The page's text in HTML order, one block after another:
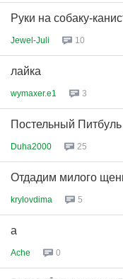
Руки на собаку-
Jewel-Juli 10
лайка
wymaxer.e1 3
Постельный Питбуль
Duha2000 25
Отдадим милого
krylovdima 5
а
Ache 0